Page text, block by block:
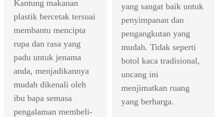
Kantung makanan
plastik bercetak tersuai
membantu mencipta
rupa dan rasa yang
padu untuk jenama
anda, menjadikannya
mudah dikenali oleh
ibu bapa semasa
pengalaman membeli-
yang sangat baik untuk
penyimpanan dan
pengangkutan yang
mudah. ​​Tidak seperti
botol kaca tradisional,
uncang ini
menjimatkan ruang
yang berharga.